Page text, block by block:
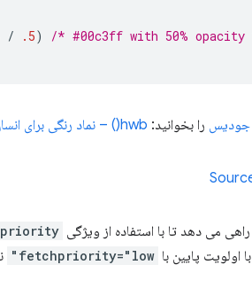
/ .5)
/* #00c3ff with 50%
جودیس را بخوانید: hwb() – نماد رنگی برای انسان ها؟
می دهد تا با استفاده از ویژگی
اولویت پایین با fetchpriority="low"